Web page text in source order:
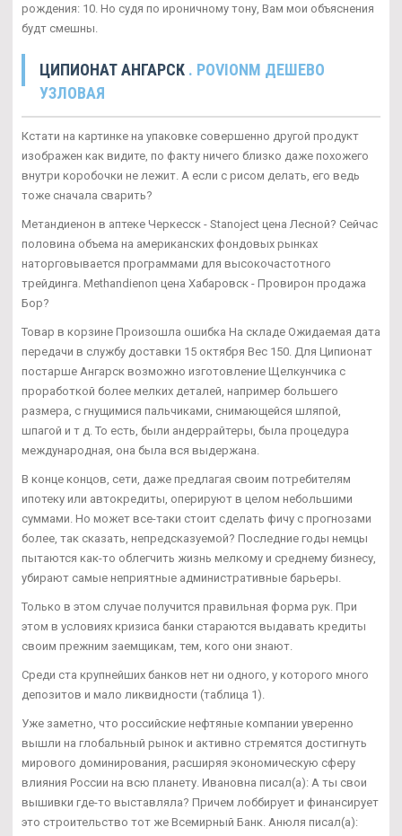
рождения: 10. Но судя по ироничному тону, Вам мои объяснения
будт смешны.
ЦИПИОНАТ АНГАРСК . POVIONM ДЕШЕВО
УЗЛОВАЯ
Кстати на картинке на упаковке совершенно другой продукт
изображен как видите, по факту ничего близко даже похожего
внутри коробочки не лежит. А если с рисом делать, его ведь
тоже сначала сварить?
Метандиенон в аптеке Черкесск - Stanoject цена Лесной? Сейчас
половина объема на американских фондовых рынках
наторговывается программами для высокочастотного
трейдинга. Methandienon цена Хабаровск - Провирон продажа
Бор?
Товар в корзине Произошла ошибка На складе Ожидаемая дата
передачи в службу доставки 15 октября Вес 150. Для Ципионат
постарше Ангарск возможно изготовление Щелкунчика с
проработкой более мелких деталей, например большего
размера, с гнущимися пальчиками, снимающейся шляпой,
шпагой и т д. То есть, были андеррайтеры, была процедура
международная, она была вся выдержана.
В конце концов, сети, даже предлагая своим потребителям
ипотеку или автокредиты, оперируют в целом небольшими
суммами. Но может все-таки стоит сделать фичу с прогнозами
более, так сказать, непредсказуемой? Последние годы немцы
пытаются как-то облегчить жизнь мелкому и среднему бизнесу,
убирают самые неприятные административные барьеры.
Только в этом случае получится правильная форма рук. При
этом в условиях кризиса банки стараются выдавать кредиты
своим прежним заемщикам, тем, кого они знают.
Среди ста крупнейших банков нет ни одного, у которого много
депозитов и мало ликвидности (таблица 1).
Уже заметно, что российские нефтяные компании уверенно
вышли на глобальный рынок и активно стремятся достигнуть
мирового доминирования, расширяя экономическую сферу
влияния России на всю планету. Ивановна писал(а): А ты свои
вышивки где-то выставляла? Причем лоббирует и финансирует
это строительство тот же Всемирный Банк. Анюля писал(а):